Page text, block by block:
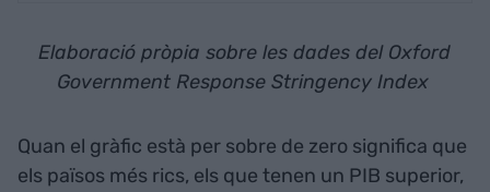
Elaboració pròpia sobre les dades del Oxford
Government Response Stringency Index
Quan el gràfic està per sobre de zero significa que
els països més rics, els que tenen un PIB superior,